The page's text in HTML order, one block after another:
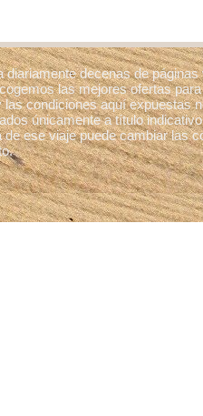
diariamente decenas de páginas
las mejores ofertas
condiciones aquí expuestas
únicamente a título
ese viaje puede cambiar las